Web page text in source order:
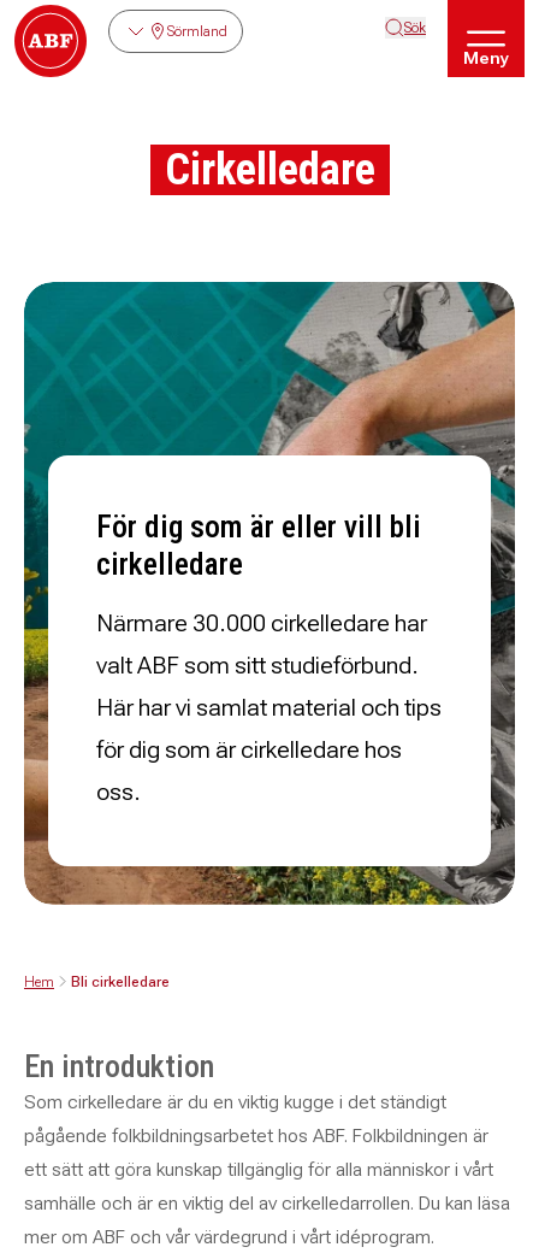
Sörmland Sök
Meny
Cirkelledare
För dig som är eller vill bli
cirkelledare
Närmare 30.000 cirkelledare har
valt ABF som sitt studieförbund.
Här har vi samlat material och tips
för dig som är cirkelledare hos
oss.
Hem Bli cirkelledare
En introduktion
Som cirkelledare är du en viktig kugge i det ständigt
pågående folkbildningsarbetet hos ABF. Folkbildningen är
ett sätt att göra kunskap tillgänglig för alla människor i vårt
samhälle och är en viktig del av cirkelledarrollen. Du kan läsa
mer om ABF och vår värdegrund i vårt idéprogram.